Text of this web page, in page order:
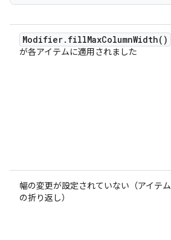
Modifier.fillMaxColumnWidth()
が各アイテムに適用されました
幅の変更が設定されていない（アイテム
の折り返し）